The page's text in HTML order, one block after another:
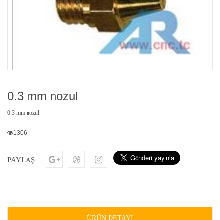
0.3 mm nozul
0.3 mm nozul
1306
PAYLAŞ
ÜRÜN DETAYI